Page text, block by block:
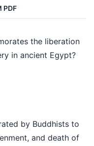
PDF
the liberation
in ancient Egypt?
by Buddhists to
and death of